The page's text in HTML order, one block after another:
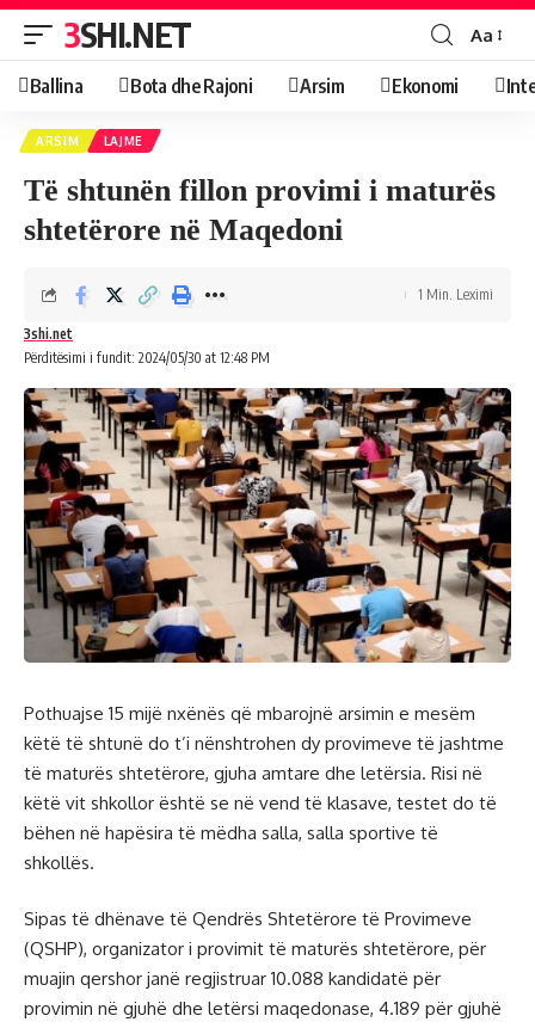
3SHI.NET Aa
Ballina Bota dhe Rajoni Arsim Ekonomi
ARSIM LAJME
Të shtunën fillon provimi i maturës
shtetërore në Maqedoni
Përditësimi i fundit: 2024/05/30 at 12:48 PM
3shi.net
1 Min. Leximi
Pothuajse 15 mijë nxënës që mbarojnë arsimin e mesëm
këtë të shtunë do t’i nënshtrohen dy provimeve të jashtme
të maturës shtetërore, gjuha amtare dhe letërsia. Risi në
këtë vit shkollor është se në vend të klasave, testet do të
bëhen në hapësira të mëdha salla, salla sportive të
shkollës.
Sipas të dhënave të Qendrës Shtetërore të Provimeve
(QSHP), organizator i provimit të maturës shtetërore, për
muajin qershor janë regjistruar 10.088 kandidatë për
provimin në gjuhë dhe letërsi maqedonase, 4.189 për gjuhë